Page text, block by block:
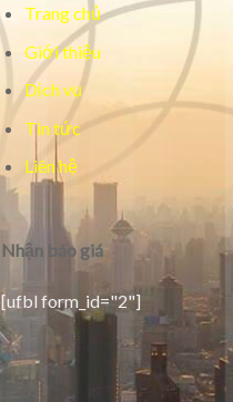
Trang chủ
Giới thiệu
Dịch vụ
Tin tức
Liên hệ
Nhận báo giá
[ufbl form_id="2"]